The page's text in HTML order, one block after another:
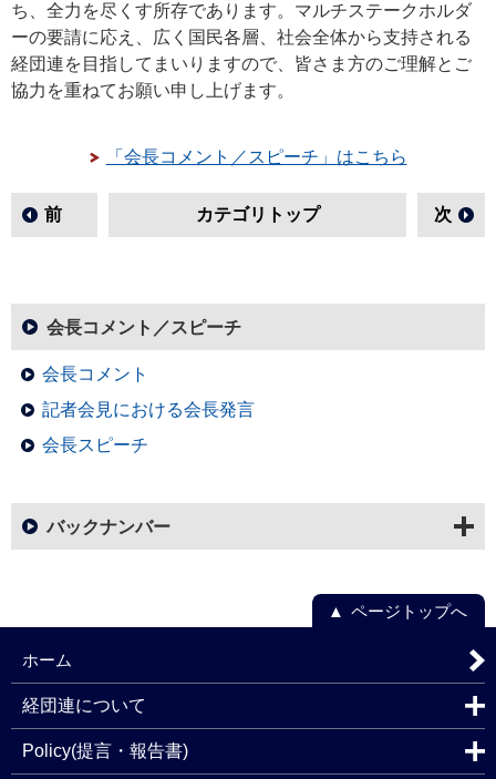
ち、全力を尽くす所存であります。マルチステークホルダ
ーの要請に応え、広く国民各層、社会全体から支持される
経団連を目指してまいりますので、皆さま方のご理解とご
協力を重ねてお願い申し上げます。
「会長コメント／スピーチ」はこちら
前 カテゴリトップ 次
会長コメント／スピーチ
会長コメント
記者会見における会長発言
会長スピーチ
バックナンバー
ページトップへ
ホーム
経団連について
Policy(提言・報告書)